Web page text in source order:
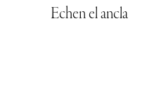
Echen el ancla